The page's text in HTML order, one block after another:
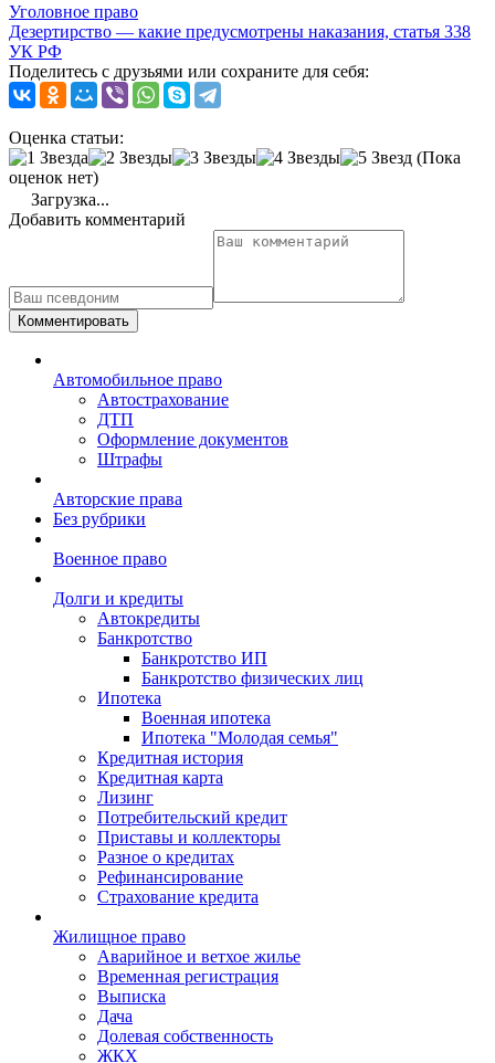
Уголовное право
Дезертирство — какие предусмотрены наказания, статья 338
УК РФ
Поделитесь с друзьями или сохраните для себя:
Оценка статьи:
(Пока
оценок нет)
Загрузка...
Добавить комментарий
Комментировать
Автомобильное право
Автострахование
ДТП
Оформление документов
Штрафы
Авторские права
Без рубрики
Военное право
Долги и кредиты
Автокредиты
Банкротство
Банкротство ИП
Банкротство физических лиц
Ипотека
Военная ипотека
Ипотека "Молодая семья"
Кредитная история
Кредитная карта
Лизинг
Потребительский кредит
Приставы и коллекторы
Разное о кредитах
Рефинансирование
Страхование кредита
Жилищное право
Аварийное и ветхое жилье
Временная регистрация
Выписка
Дача
Долевая собственность
ЖКХ